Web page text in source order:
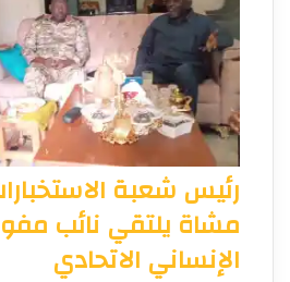
مشاة يلتقي نائب
الإنساني الاتحادي